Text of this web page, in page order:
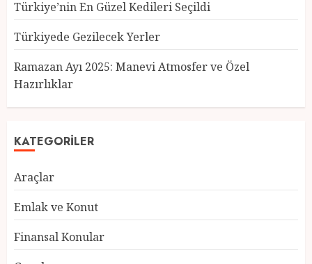
Türkiye’nin En Güzel Kedileri Seçildi
Türkiyede Gezilecek Yerler
Ramazan Ayı 2025: Manevi Atmosfer ve Özel
Hazırlıklar
KATEGORILER
Araçlar
Emlak ve Konut
Finansal Konular
Türkiye’nin En Güzel Kedileri
Seçildi
12 MART 2025
4